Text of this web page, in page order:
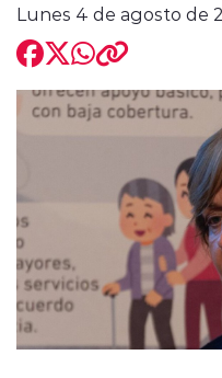
Lunes 4 de agosto de